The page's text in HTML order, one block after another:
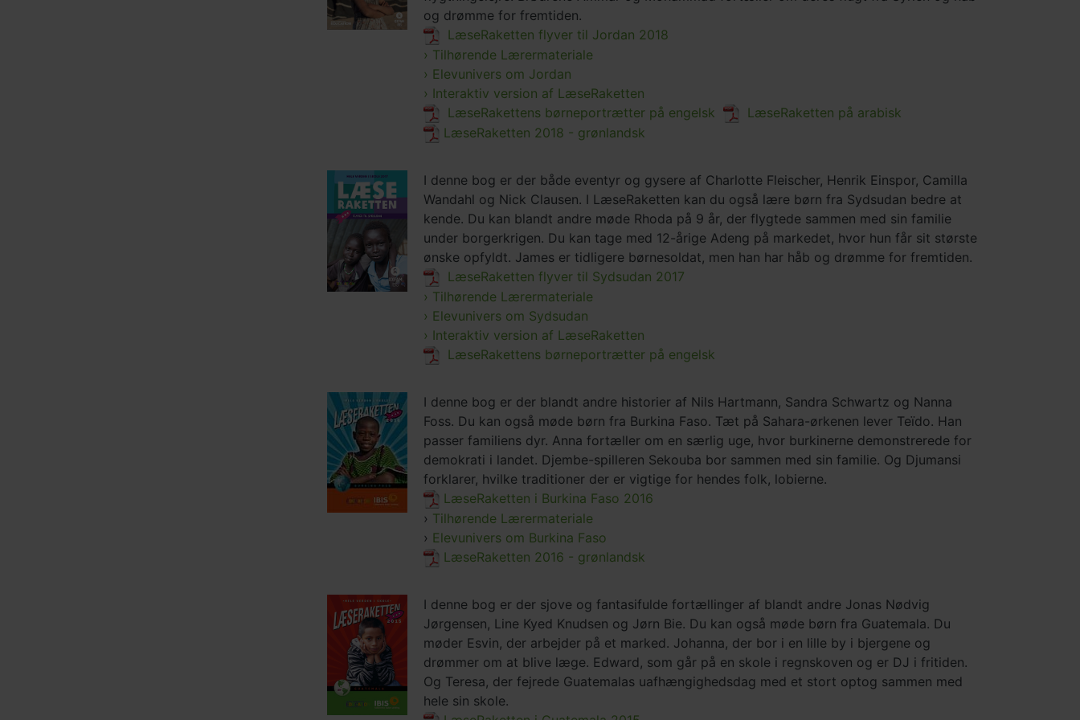
og drømme for fremtiden.
LæseRaketten flyver til Jordan 2018
› Tilhørende Lærermateriale
› Elevunivers om Jordan
› Interaktiv version af LæseRaketten
LæseRakettens børneportrætter på engelsk
LæseRaketten på arabisk
LæseRaketten 2018 - grønlandsk
I denne bog er der både eventyr og gysere af Charlotte Fleischer, Henrik Einspor, Camilla
Wandahl og Nick Clausen. I LæseRaketten kan du også lære børn fra Sydsudan bedre at
kende. Du kan blandt andre møde Rhoda på 9 år, der flygtede sammen med sin familie
under borgerkrigen. Du kan tage med 12-årige Adeng på markedet, hvor hun får sit største
ønske opfyldt. James er tidligere børnesoldat, men han har håb og drømme for fremtiden.
LæseRaketten flyver til Sydsudan 2017
› Tilhørende Lærermateriale
› Elevunivers om Sydsudan
› Interaktiv version af LæseRaketten
LæseRakettens børneportrætter på engelsk
I denne bog er der blandt andre historier af Nils Hartmann, Sandra Schwartz og Nanna
Foss. Du kan også møde børn fra Burkina Faso. Tæt på Sahara-ørkenen lever Teïdo. Han
passer familiens dyr. Anna fortæller om en særlig uge, hvor burkinerne demonstrerede for
demokrati i landet. Djembe-spilleren Sekouba bor sammen med sin familie. Og Djumansi
forklarer, hvilke traditioner der er vigtige for hendes folk, lobierne.
LæseRaketten i Burkina Faso 2016
› Tilhørende Lærermateriale
› Elevunivers om Burkina Faso
LæseRaketten 2016 - grønlandsk
I denne bog er der sjove og fantasifulde fortællinger af blandt andre Jonas Nødvig
Jørgensen, Line Kyed Knudsen og Jørn Bie. Du kan også møde børn fra Guatemala. Du
møder Esvin, der arbejder på et marked. Johanna, der bor i en lille by i bjergene og
drømmer om at blive læge. Edward, som går på en skole i regnskoven og er DJ i fritiden.
Og Teresa, der fejrede Guatemalas uafhængighedsdag med et stort optog sammen med
hele sin skole.